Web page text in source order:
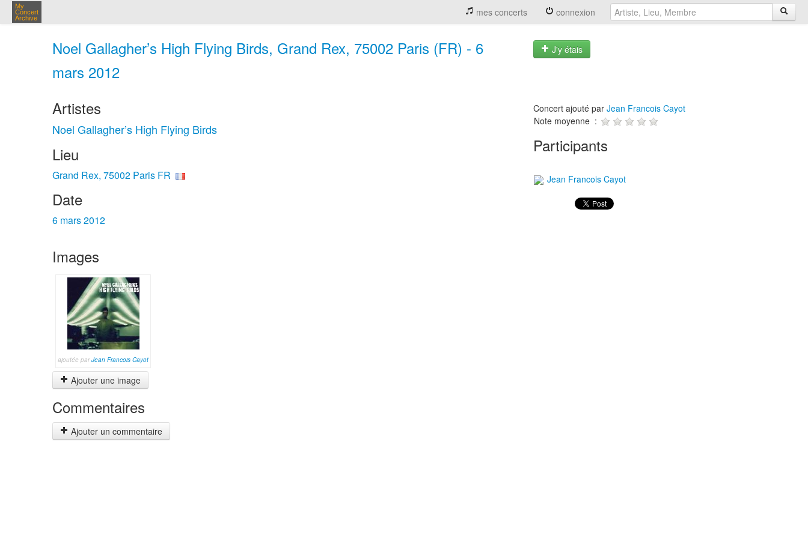
My
Concert
Archive
mes concerts connexion
Noel Gallagher’s High Flying Birds, Grand Rex, 75002 Paris (FR) - 6
mars 2012
J'y étais
Artistes
Noel Gallagher’s High Flying Birds
Lieu
Grand Rex, 75002 Paris FR
Date
6 mars 2012
Images
ajoutée parJean Francois Cayot
Ajouter une image
Commentaires
Ajouter un commentaire
Concert ajouté par Jean Francois Cayot
Note moyenne :
Participants
Jean Francois Cayot